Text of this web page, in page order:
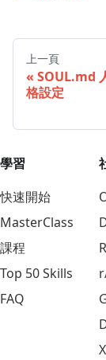
上一頁
SOUL.md
格設定
學習
快速開始
MasterClass
課程
Top 50 Skills
FAQ